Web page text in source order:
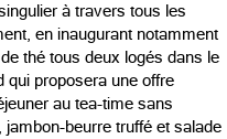
à travers tous les
en inaugurant notamment
thé tous deux logés dans le
qui proposera une offre
au tea-time sans
beurre truffé et salade